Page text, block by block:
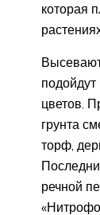
которая
цветов.
грунта
торф,
речной